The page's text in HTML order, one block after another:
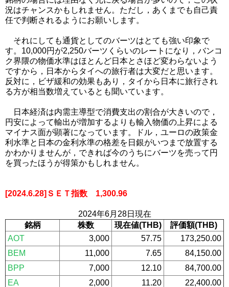
況はチャンスかもしれません。ただし，あくまでも自己責
任で判断されるようにお願いします。
それにしても通貨としてのバーツはとても強い印象で
す。10,000円が2,250バーツくらいのレートになり，バンコ
ク界隈の物価水準はほとんど日本とさほど変わらないよう
ですから，日本からタイへの旅行者は大変だと思います。
反対に，ビザ緩和の効果もあり，タイから日本に旅行され
る方が相当数増えているとも聞いています。
日本経済は内需主導型で消費支出の割合が大きいので，
円安によって輸出が増加するよりも輸入物価の上昇による
マイナス面が顕著になっています。ドル，ユーロの政策金
利水準と日本の金利水準の格差を日銀がいつまで放置する
かわかりませんが，できれば今のうちにバーツを売って円
を買ったほうが得策かもしれません。
[2024.6.28]ＳＥＴ指数 1,300.96
2024年6月28日現在
銘柄
株数 現在値(THB)
評価額(THB)
AOT
3,000 57.75
173,250.00
BEM
11,000 7.65
84,150.00
BPP
7,000 12.10
84,700.00
EA
2,000 11.20
22,400.00